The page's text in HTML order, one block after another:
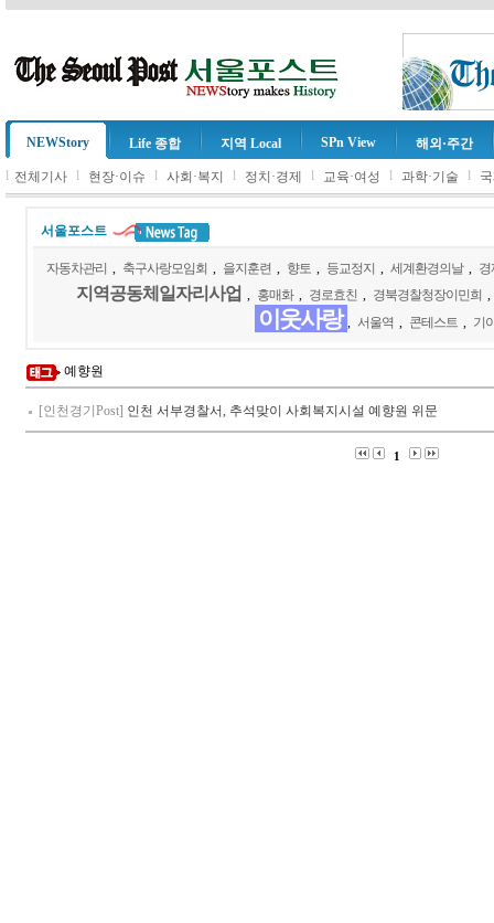
NEWStory Life 종합 지역 Local SPn View 해외·주간
l 전체기사 l 현장·이슈 l 사회·복지 l 정치·경제 l 교육·여성 l 과학·기술 l
서울포스트
자동차관리 축구사랑모임회 을지훈련 향토 등교정지 세계환경의날 경
지역공동체일자리사업 홍매화 경로효친 경북경찰청장이민희
이웃사랑 서울역 콘테스트 기
예향원
[인천경기Post] 인천 서부경찰서, 추석맞이 사회복지시설 예향원 위문
1